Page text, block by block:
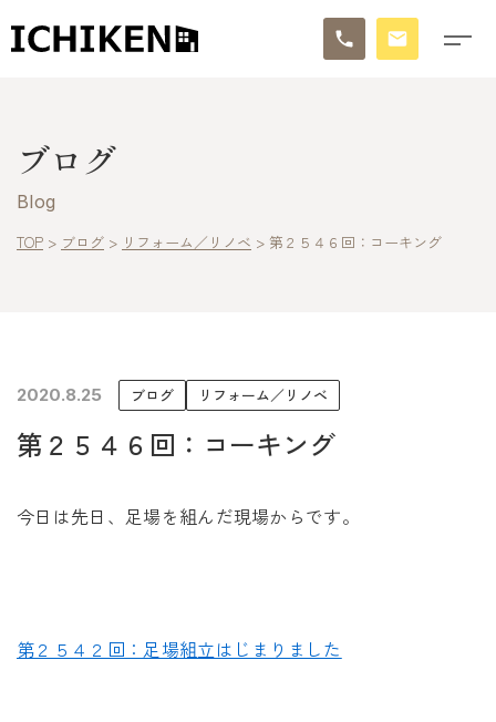
ブログ
モデルハウス
太陽に素直な家
お問い合わせ
ブログ
Blog
TOP > ブログ > リフォーム／リノベ > 第２５４６回：コーキング
2020.8.25 ブログ リフォーム／リノベ
第２５４６回：コーキング
今日は先日、足場を組んだ現場からです。
第２５４２回：足場組立はじまりました